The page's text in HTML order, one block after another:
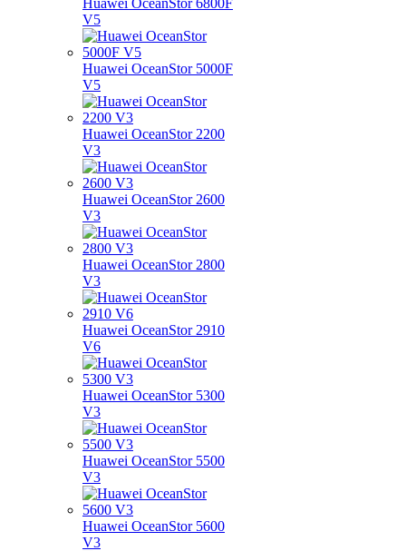
Huawei OceanStor 6800F
V5
Huawei OceanStor 5000F
V5
Huawei OceanStor 2200
V3
Huawei OceanStor 2600
V3
Huawei OceanStor 2800
V3
Huawei OceanStor 2910
V6
Huawei OceanStor 5300
V3
Huawei OceanStor 5500
V3
Huawei OceanStor 5600
V3